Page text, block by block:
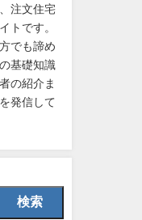
注文住宅
トです。
でも諦め
基礎知識
の紹介ま
発信して
検索